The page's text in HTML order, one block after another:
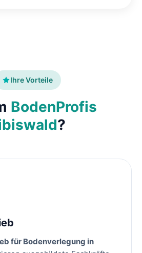
Ihre Vorteile
BodenProfis
?
für Bodenverlegung in